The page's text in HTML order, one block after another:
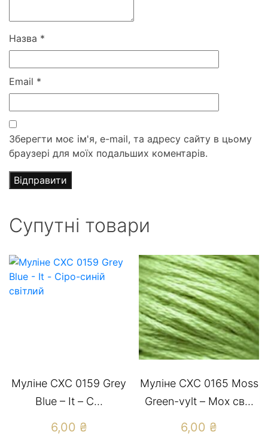
Назва *
Email *
Зберегти моє ім'я, e-mail, та адресу сайту в цьому
браузері для моїх подальших коментарів.
Супутні товари
Муліне СХС 0159 Grey
Blue – It – С...
6,00 ₴
Муліне СХС 0165 Moss
Green-vylt – Мох св...
6,00 ₴